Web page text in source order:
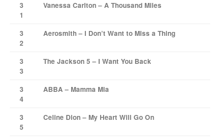
3
1
Vanessa Carlton – A Thousand Miles
3
2
Aerosmith – I Don’t Want to Miss a Thing
3
3
The Jackson 5 – I Want You Back
3
4
ABBA – Mamma Mia
3
5
Celine Dion – My Heart Will Go On